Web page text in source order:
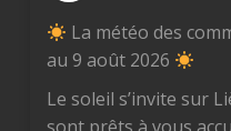
La météo des
au 9 août 2026
Le soleil s’invite sur